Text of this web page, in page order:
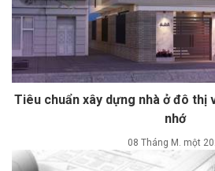
Tiêu chuẩn xây dựng nhà ở đô thị
nhớ
08 Tháng M. một